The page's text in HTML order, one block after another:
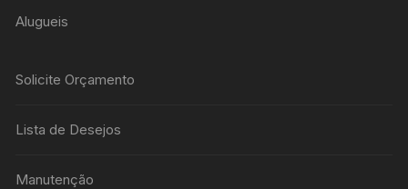
Alugueis
Solicite Orçamento
Lista de Desejos
Manutenção